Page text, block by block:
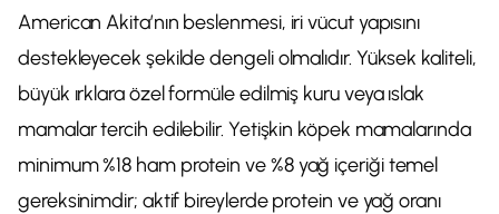
American Akita’nın beslenmesi, iri vücut yapısını
destekleyecek şekilde dengeli olmalıdır. Yüksek kaliteli,
büyük ırklara özel formüle edilmiş kuru veya ıslak
mamalar tercih edilebilir. Yetişkin köpek mamalarında
minimum %18 ham protein ve %8 yağ içeriği temel
gereksinimdir; aktif bireylerde protein ve yağ oranı